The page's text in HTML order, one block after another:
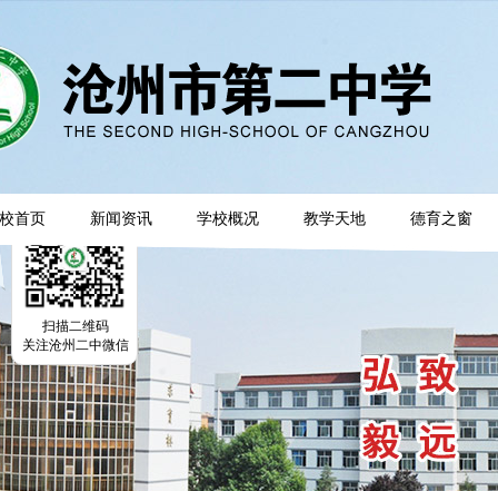
首页 新闻资讯 学校概况 教学天地 德育之窗
扫描二维码
关注沧州二中微信